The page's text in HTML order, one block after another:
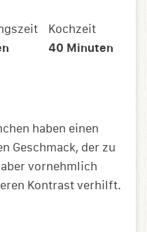
Kochzeit
40 Minuten
haben einen
Geschmack, der zu
vornehmlich
Kontrast verhilft.